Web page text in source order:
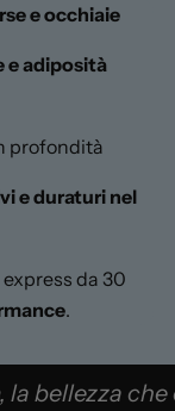
e occhiaie
e adiposità
profondità
e duraturi nel
da 30
.
la